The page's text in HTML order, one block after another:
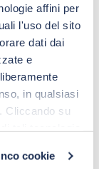
affini per
l'uso del sito
dati dai
e
in qualsiasi
Cliccando su
cookie
sicurezza. Di
con le
blindate e
esterno
è